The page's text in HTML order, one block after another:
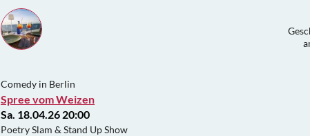
Comedy in Berlin
Spree vom Weizen
Sa. 18.04.26 20:00
Poetry Slam & Stand Up Show